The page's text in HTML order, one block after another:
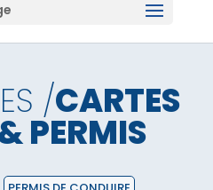
/CARTES
PERMIS